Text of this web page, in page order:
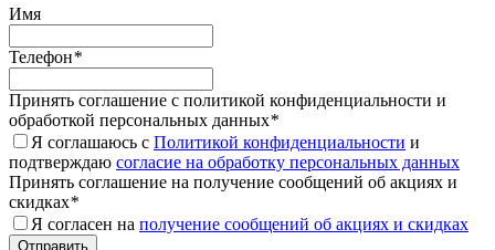
Имя
Телефон*
Принять соглашение с политикой конфиденциальности и
обработкой персональных данных*
Я соглашаюсь с Политикой конфиденциальности и
подтверждаю согласие на обработку персональных данных
Принять соглашение на получение сообщений об акциях и
скидках*
Я согласен на получение сообщений об акциях и скидках